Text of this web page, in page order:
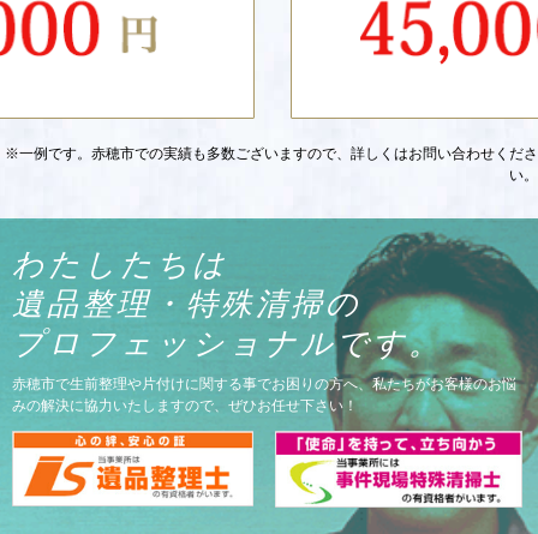
て頂きました
その日に申し込みと作業
衣類などの不要な品は買取さ
2DKの少し広めのお部屋の作業となりまし
部屋にはゴミが溢れていましたが、徹底
た。
※一例です。赤穂市での実績も多数ございますので、詳しくはお問い合わせくださ
い。
わたしたちは
遺品整理・特殊清掃の
プロフェッショナルです。
赤穂市で生前整理や片付けに関する事でお困りの方へ、私たちがお客様のお悩
みの解決に協力いたしますので、ぜひお任せ下さい！